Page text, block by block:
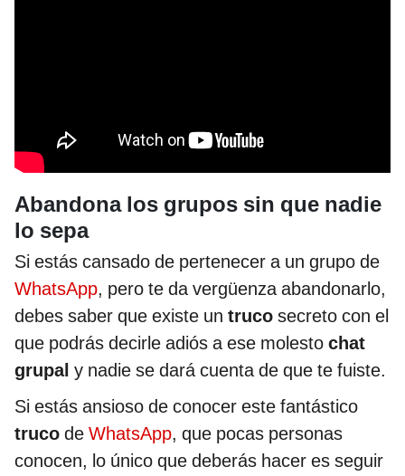
Abandona los grupos sin que nadie
lo sepa
Si estás cansado de pertenecer a un grupo de
WhatsApp, pero te da vergüenza abandonarlo,
debes saber que existe un truco secreto con el
que podrás decirle adiós a ese molesto chat
grupal y nadie se dará cuenta de que te fuiste.
Si estás ansioso de conocer este fantástico
truco de WhatsApp, que pocas personas
conocen, lo único que deberás hacer es seguir